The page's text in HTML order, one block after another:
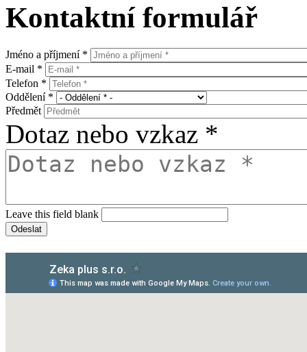
Kontaktní formulář
Jméno a příjmení *
E-mail *
Telefon *
Oddělení *
Předmět
Dotaz nebo vzkaz *
Leave this field blank